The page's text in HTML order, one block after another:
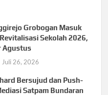
Grobogan Masuk
Sekolah 2026,
Agustus
Juli 26, 2026
Bersujud dan Push-
Satpam Bundaran